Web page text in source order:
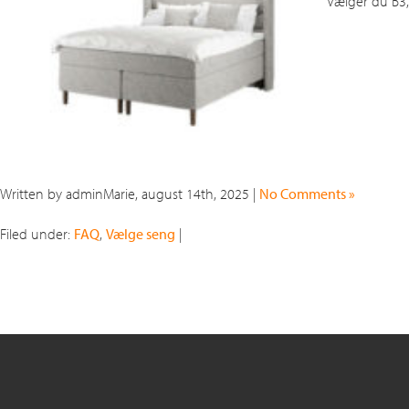
Written by adminMarie, august 14th, 2025 | No Comments »
Filed under: FAQ, Vælge seng |